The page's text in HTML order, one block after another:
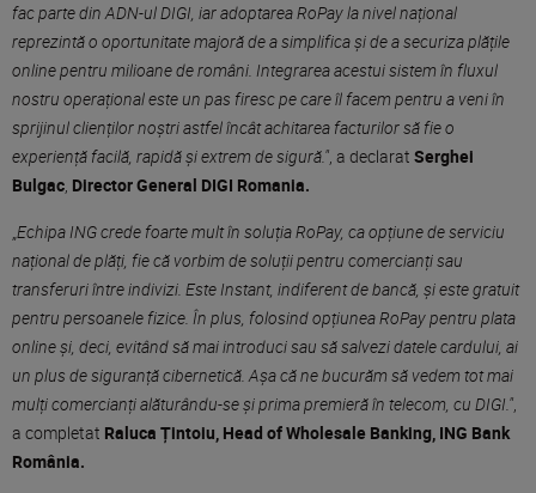
fac parte din ADN-ul DIGI, iar adoptarea RoPay la nivel național
reprezintă o oportunitate majoră de a simplifica și de a securiza plățile
online pentru milioane de români. Integrarea acestui sistem în fluxul
nostru operațional este un pas firesc pe care îl facem pentru a veni în
sprijinul clienților noștri astfel încât achitarea facturilor să fie o
experiență facilă, rapidă și extrem de sigură.", a declarat Serghei
Bulgac, Director General DIGI Romania.
„Echipa ING crede foarte mult în soluția RoPay, ca opțiune de serviciu
național de plăți, fie că vorbim de soluții pentru comercianți sau
transferuri între indivizi. Este Instant, indiferent de bancă, și este gratuit
pentru persoanele fizice. În plus, folosind opțiunea RoPay pentru plata
online și, deci, evitând să mai introduci sau să salvezi datele cardului, ai
un plus de siguranță cibernetică. Așa că ne bucurăm să vedem tot mai
mulți comercianți alăturându-se și prima premieră în telecom, cu DIGI.",
a completat Raluca Țintoiu, Head of Wholesale Banking, ING Bank
România.